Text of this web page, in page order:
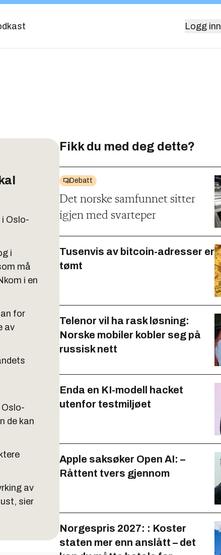
Logg inn
Oslo-
i
må
i en
for
av
de kan
av
sier
Fikk du med deg dette?
Debatt
Det norske samfunnet sitter
igjen med svarteper
Tusenvis av bitcoin-adresser er
tømt
Telenor vil ha rask løsning:
Norske mobiler kobler seg på
russisk nett
Enda en KI-modell hacket
utenfor testmiljøet
Apple saksøker Open AI: –
Råttent tvers gjennom
Norgespris 2027: : Koster
staten mer enn anslått – det